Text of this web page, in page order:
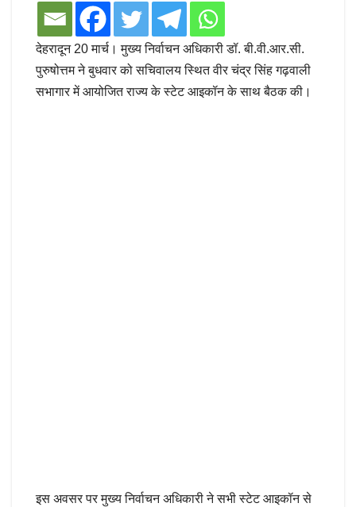
देहरादून 20 मार्च। मुख्य निर्वाचन अधिकारी डॉ. बी.वी.आर.सी.
पुरुषोत्तम ने बुधवार को सचिवालय स्थित वीर चंद्र सिंह गढ़वाली
सभागार में आयोजित राज्य के स्टेट आइकॉन के साथ बैठक की।
इस अवसर पर मुख्य निर्वाचन अधिकारी ने सभी स्टेट आइकॉन से